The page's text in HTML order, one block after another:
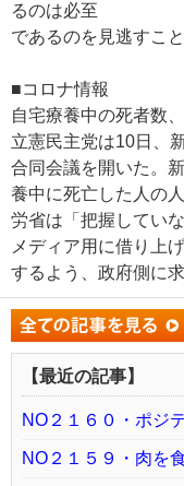
るのは必至
であるのを見逃すこ
■コロナ情報
自宅療養中の死者数
立憲民主党は10日、
合同会議を開いた。
養中に死亡した人の
労省は「把握してい
メディア用に借り上
するよう、政府側に求
【最近の記事】
NO２１６０・ポジ
NO２１５９・肉を